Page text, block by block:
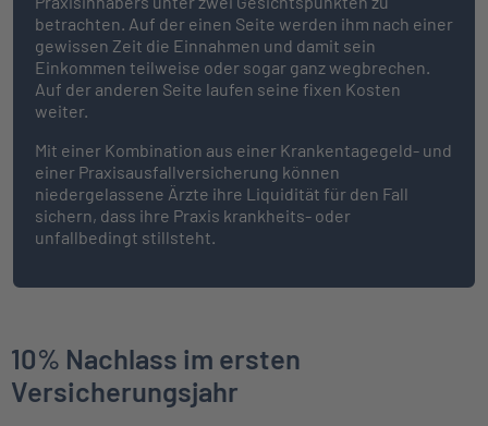
betrachten. Auf der einen Seite werden ihm nach einer
gewissen Zeit die Einnahmen und damit sein
Einkommen teilweise oder sogar ganz wegbrechen.
Auf der anderen Seite laufen seine fixen Kosten
weiter.
Mit einer Kombination aus einer Krankentagegeld- und
einer Praxisausfallversicherung können
niedergelassene Ärzte ihre Liquidität für den Fall
sichern, dass ihre Praxis krankheits- oder
unfallbedingt stillsteht.
10% Nachlass im ersten
Versicherungsjahr